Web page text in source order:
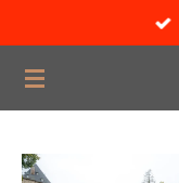
direct
naar